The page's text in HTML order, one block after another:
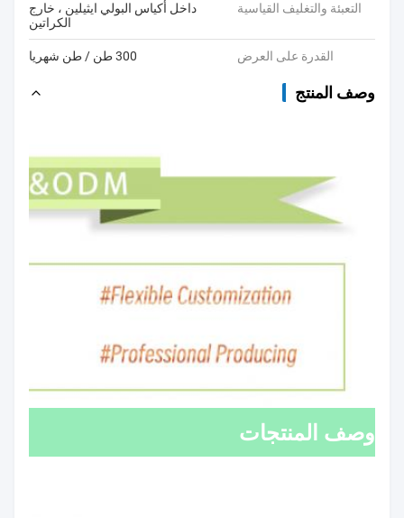
التعبئة والتغليف القياسية
داخل أكياس البولي ايثيلين ، خارج
الكراتين
القدرة على العرض 300 طن / طن شهريا
وصف المنتج
وصف المنتجات